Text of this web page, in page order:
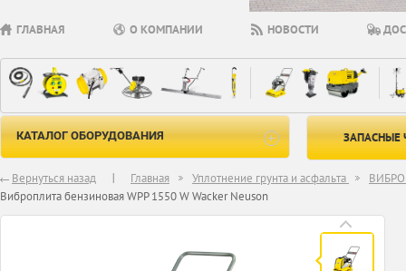
ГЛАВНАЯ О КОМПАНИИ НОВОСТИ
КАТАЛОГ ОБОРУДОВАНИЯ ЗАПАСНЫЕ
Вернуться назад Главная Уплотнение грунта и асфальта
Виброплита бензиновая WPP 1550 W Wacker Neuson